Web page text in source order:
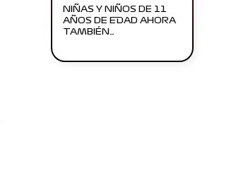
NIÑAS Y NIÑOS DE 11
AÑOS DE EDAD AHORA
TAMBIÉN…